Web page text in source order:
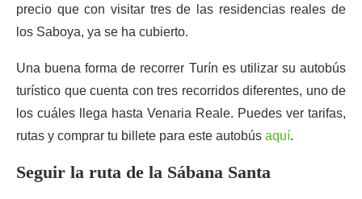
precio que con visitar tres de las residencias reales de
los Saboya, ya se ha cubierto.
Una buena forma de recorrer Turín es utilizar su autobús
turístico que cuenta con tres recorridos diferentes, uno de
los cuáles llega hasta Venaria Reale. Puedes ver tarifas,
rutas y comprar tu billete para este autobús aquí.
Seguir la ruta de la Sábana Santa